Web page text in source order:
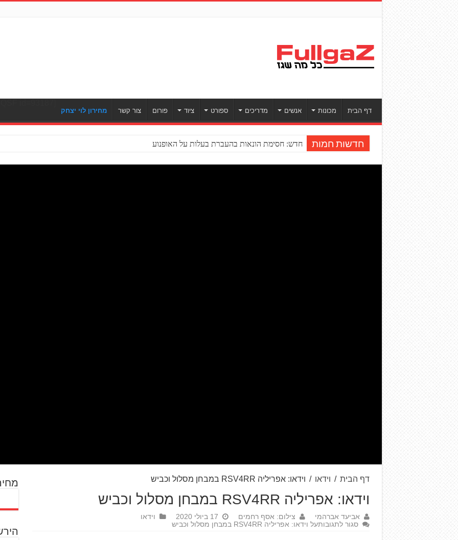
דף הבית מכונות אנשים מדריכים ספורט ציוד פורום צור קשר מחירון לוי יצחק
חדשות חמות חדש: חסימת הונאות בהעברת בעלות על האופנוע
דף הבית / וידאו / וידאו: אפריליה RSV4RR במבחן מסלול וכביש
וידאו: אפריליה RSV4RR במבחן מסלול וכביש
אביעד אברהמי צילום: אסף רחמים 17 ביולי 2020
וידאו
סגור לתגובותעל וידאו: אפריליה RSV4RR במבחן מסלול וכביש